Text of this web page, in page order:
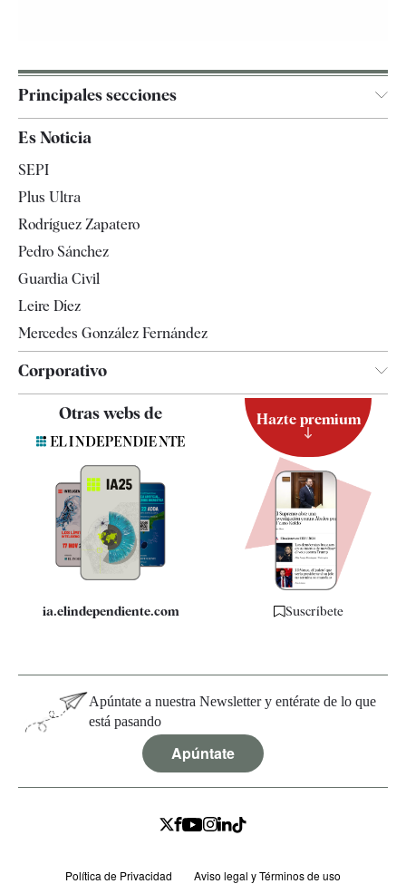
Principales secciones
España
Televisión
Es Noticia
SEPI
Plus Ultra
Rodríguez Zapatero
Pedro Sánchez
Guardia Civil
Leire Díez
Mercedes González Fernández
Corporativo
Contacto
Quiénes somos
Especificaciones
Otras webs de
ia.elindependiente.com
Hazte premium
Suscríbete
Apúntate a nuestra Newsletter y entérate de lo que
está pasando
Apúntate
Política de Privacidad Aviso legal y Términos de uso